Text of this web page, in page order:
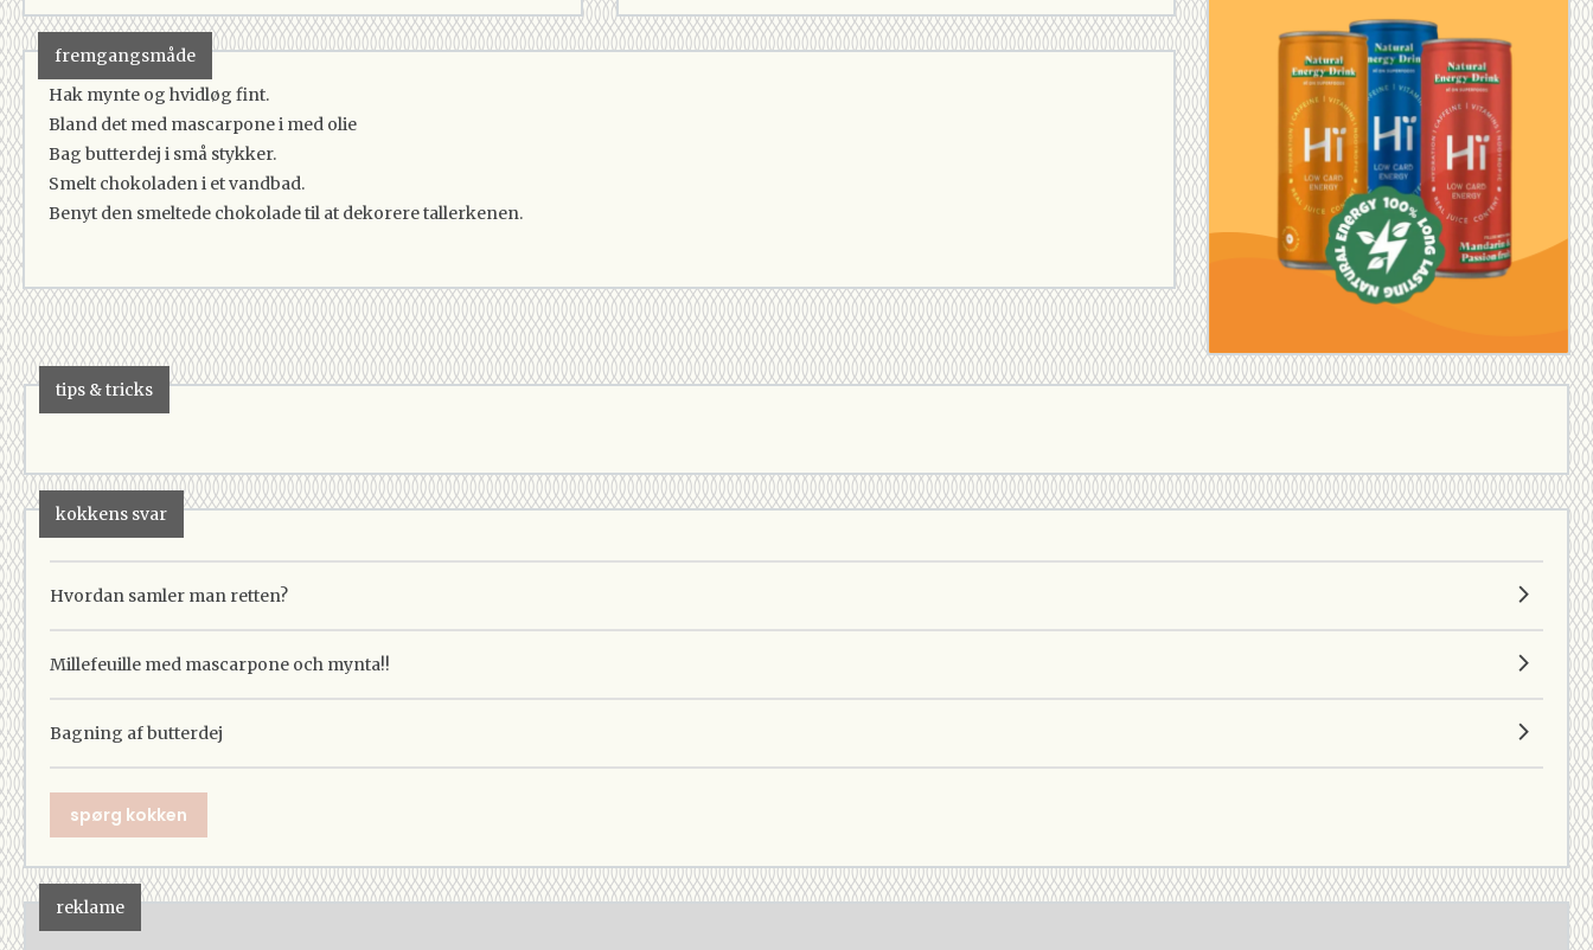
fremgangsmåde
Hak mynte og hvidløg fint.
Bland det med mascarpone i med olie
Bag butterdej i små stykker.
Smelt chokoladen i et vandbad.
Benyt den smeltede chokolade til at dekorere tallerkenen.
tips & tricks
kokkens svar
Hvordan samler man retten?
Millefeuille med mascarpone och mynta!!
Bagning af butterdej
spørg kokken
reklame